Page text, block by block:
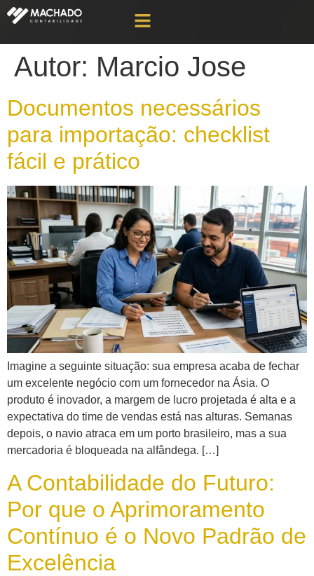
Autor: Marcio Jose
Documentos necessários
para importação: checklist
fácil e prático
Imagine a seguinte situação: sua empresa acaba de fechar
um excelente negócio com um fornecedor na Ásia. O
produto é inovador, a margem de lucro projetada é alta e a
expectativa do time de vendas está nas alturas. Semanas
depois, o navio atraca em um porto brasileiro, mas a sua
mercadoria é bloqueada na alfândega. […]
A Contabilidade do Futuro:
Por que o Aprimoramento
Contínuo é o Novo Padrão de
Excelência